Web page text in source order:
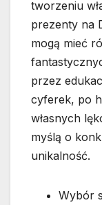
tworzeniu
prezenty na
mogą mieć
przez
cyferek, po
własnych
myślą o
unikalność.
Wybór